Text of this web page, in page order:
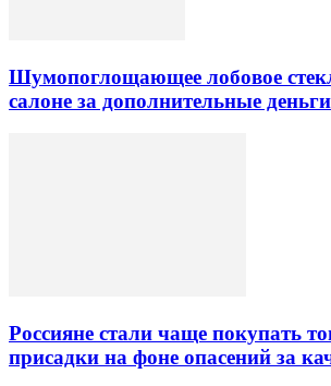
Шумопоглощающее лобовое
салоне за дополнительные деньги
Россияне стали чаще покупать
присадки на фоне опасений за